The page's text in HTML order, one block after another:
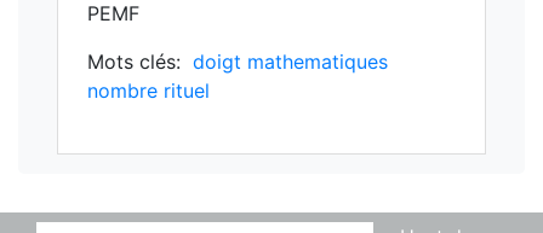
PEMF
Mots clés: doigt mathematiques
nombre rituel